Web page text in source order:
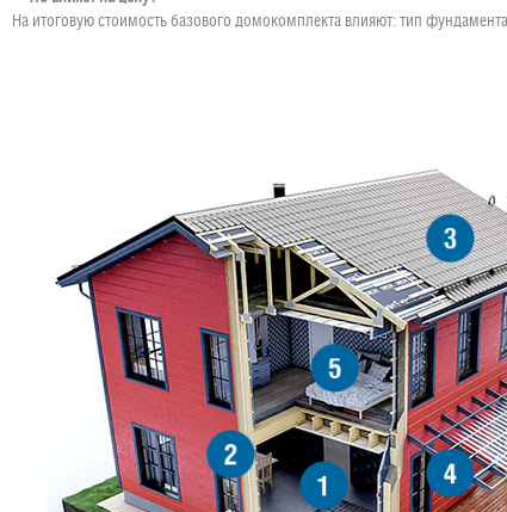
На итоговую стоимость базового домокомплекта влияют: тип
1
2
3
4
5